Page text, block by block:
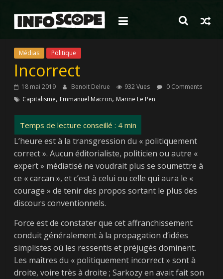
contenu
Médias Politique
Incorrect
18 mai 2019 Benoit Delrue 932 Vues
0 Comments
Capitalisme, Emmanuel Macron, Marine Le Pen
L’heure est à la transgression du « politiquement
correct ». Aucun éditorialiste, politicien ou autre «
expert » médiatisé ne voudrait plus se soumettre à
ce « carcan », et c’est à celui ou celle qui aura le «
courage » de tenir des propos sortant le plus des
discours conventionnels.
Force est de constater que cet affranchissement
conduit généralement à la propagation d’idées
simplistes où les ressentis et préjugés dominent.
Les maîtres du « politiquement incorrect » sont à
droite, voire très à droite ; Sarkozy en avait fait son